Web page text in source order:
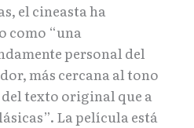
el cineasta ha
como “una
personal del
más cercana al tono
texto original que a
La película está